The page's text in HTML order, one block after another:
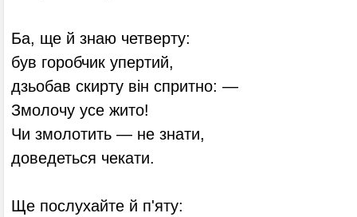
Ба, ще й знаю четверту:
був горобчик упертий,
дзьобав скирту він спритно: —
Змолочу усе жито!
Чи змолотить — не знати,
доведеться чекати.
Ще послухайте й п'яту: